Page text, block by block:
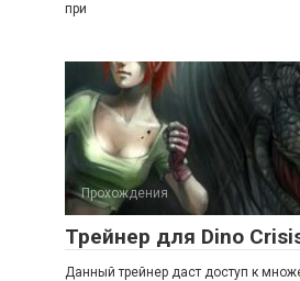
при
Прохождения
Трейнер для Dino
Данный трейнер даст доступ к